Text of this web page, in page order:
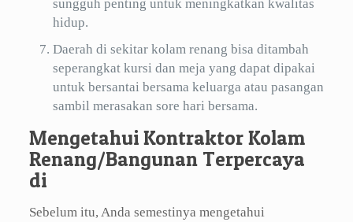
sungguh penting untuk meningkatkan kwalitas
hidup.
Daerah di sekitar kolam renang bisa ditambah
seperangkat kursi dan meja yang dapat dipakai
untuk bersantai bersama keluarga atau pasangan
sambil merasakan sore hari bersama.
Mengetahui Kontraktor Kolam
Renang/Bangunan Terpercaya
di
Sebelum itu, Anda semestinya mengetahui